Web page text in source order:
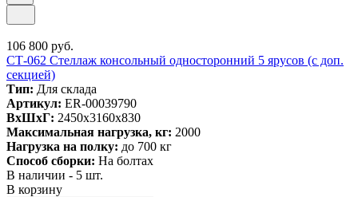
106 800 руб.
СТ-062 Стеллаж консольный односторонний 5 ярусов (с доп.
секцией)
Тип: Для склада
Артикул: ER-00039790
ВxШxГ: 2450x3160x830
Максимальная нагрузка, кг: 2000
Нагрузка на полку: до 700 кг
Способ сборки: На болтах
В наличии - 5 шт.
В корзину